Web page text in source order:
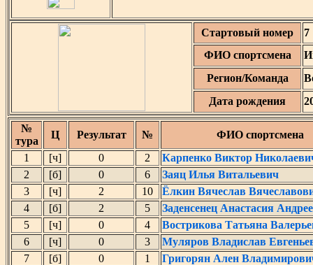
Стартовый номер
7
ФИО спортсмена
Регион/Команда
Дата рождения
№
тура
Ц Результат №
ФИО спортсмена
1
[ч] 0 2
Карпенко Виктор
2
[б] 0 6
Заяц Илья Витальевич
3
[ч] 2 10
Ёлкин Вячеслав
4
[б] 2 5
Заденсенец Анастасия
5
[ч] 0 4
Вострикова Татьяна
6
[ч] 0 3
Муляров Владислав
7
[б] 0 1
Григорян Ален